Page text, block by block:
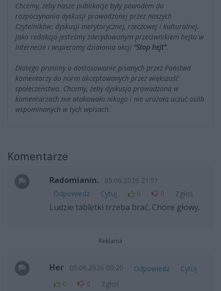
Chcemy, żeby nasze publikacje były powodem do
rozpoczynania dyskusji prowadzonej przez naszych
Czytelników; dyskusji merytorycznej, rzeczowej i kulturalnej.
Jako redakcja jesteśmy zdecydowanym przeciwnikiem hejtu w
Internecie i wspieramy działania akcji "Stop hejt".
Dlatego prosimy o dostosowanie pisanych przez Państwa
komentarzy do norm akceptowanych przez większość
społeczeństwa. Chcemy, żeby dyskusja prowadzona w
komentarzach nie atakowała nikogo i nie urażała uczuć osób
wspominanych w tych wpisach.
Komentarze
Radomianin.
05.06.2026 21:51
Odpowiedz
Cytuj 0 0 Zgłoś
Ludzie tabletki trzeba brać. Chore głowy.
Reklama
Her 05.06.2026 00:20 Odpowiedz
Cytuj
0
0 Zgłoś